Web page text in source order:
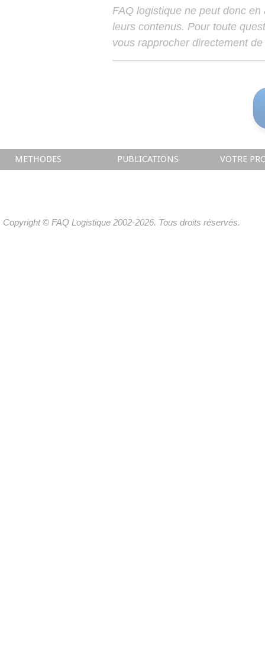
FAQ logistique ne peut donc
leurs contenus. Pour toute
vous rapprocher directement
METHODES PUBLICATIONS VOTRE
Copyright © FAQ Logistique 2002-2026. Tous droits réservés.